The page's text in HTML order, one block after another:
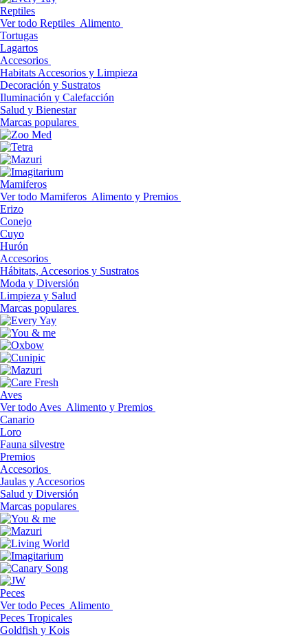
Reptiles
Ver todo Reptiles Alimento
Tortugas
Lagartos
Accesorios
Habitats Accesorios y Limpieza
Decoración y Sustratos
Iluminación y Calefacción
Salud y Bienestar
Marcas populares
Mamiferos
Ver todo Mamiferos Alimento y Premios
Erizo
Conejo
Cuyo
Hurón
Accesorios
Hábitats, Accesorios y Sustratos
Moda y Diversión
Limpieza y Salud
Marcas populares
Aves
Ver todo Aves Alimento y Premios
Canario
Loro
Fauna silvestre
Premios
Accesorios
Jaulas y Accesorios
Salud y Diversión
Marcas populares
Peces
Ver todo Peces Alimento
Peces Tropicales
Goldfish y Kois